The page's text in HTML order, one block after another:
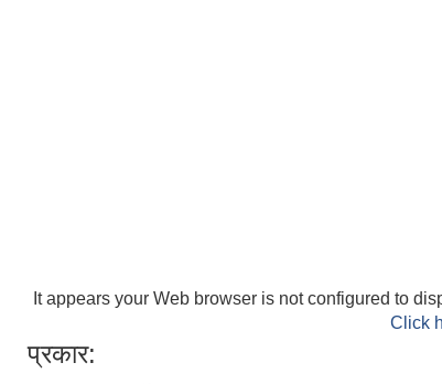
It appears your Web browser is not configured to
Click
प्रकार: